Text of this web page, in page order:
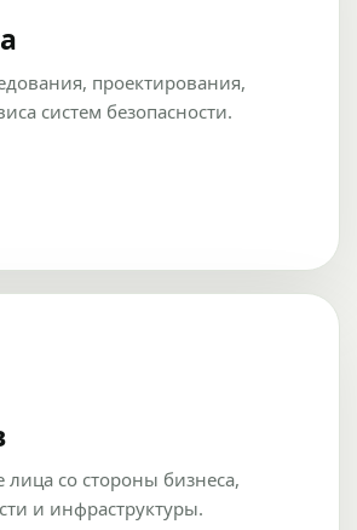
проектирования,
систем безопасности.
лица со стороны бизнеса,
и инфраструктуры.